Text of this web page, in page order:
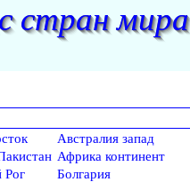
стран мира
Австралия запад
Африка континент
Рог Болгария